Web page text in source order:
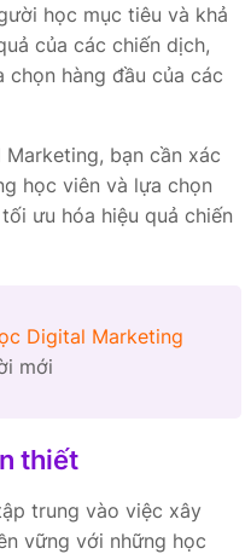
học mục tiêu và khả
của các chiến dịch,
hàng đầu của các
bạn cần xác
học viên và lựa chọn
ưu hóa hiệu quả chiến
Digital Marketing
mới
thiết
trung vào việc xây
vững với những học